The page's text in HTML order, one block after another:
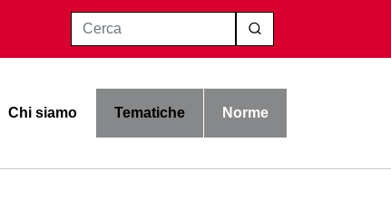
Cerca
Chi siamo Tematiche Norme